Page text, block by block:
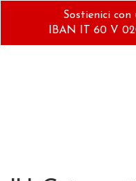
Sostienici con
IBAN IT 60 V